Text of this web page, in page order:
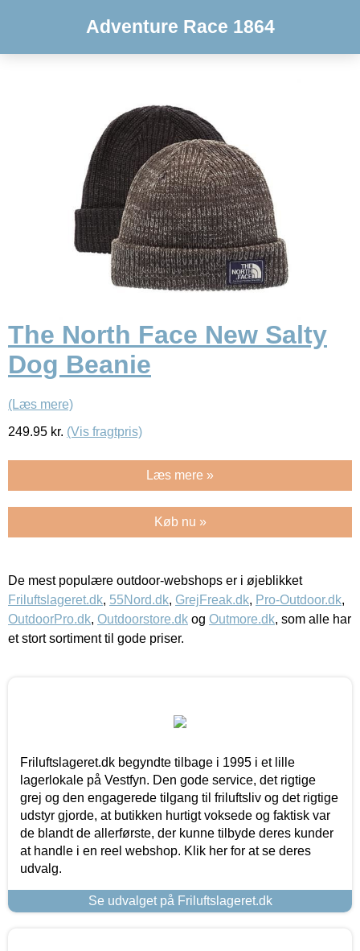
Adventure Race 1864
The North Face New Salty
Dog Beanie
(Læs mere)
249.95 kr. (Vis fragtpris)
Læs mere »
Køb nu »
De mest populære outdoor-webshops er i øjeblikket
Friluftslageret.dk, 55Nord.dk, GrejFreak.dk, Pro-Outdoor.dk,
OutdoorPro.dk, Outdoorstore.dk og Outmore.dk, som alle har
et stort sortiment til gode priser.
Friluftslageret.dk begyndte tilbage i 1995 i et lille
lagerlokale på Vestfyn. Den gode service, det rigtige
grej og den engagerede tilgang til friluftsliv og det rigtige
udstyr gjorde, at butikken hurtigt voksede og faktisk var
de blandt de allerførste, der kunne tilbyde deres kunder
at handle i en reel webshop. Klik her for at se deres
udvalg.
Se udvalget på Friluftslageret.dk